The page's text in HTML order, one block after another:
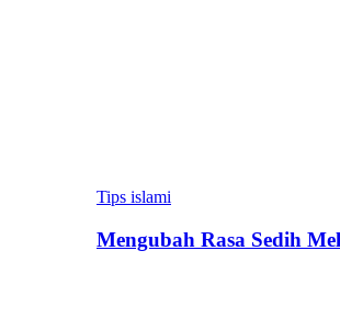
Tips islami
Mengubah Rasa Sedih